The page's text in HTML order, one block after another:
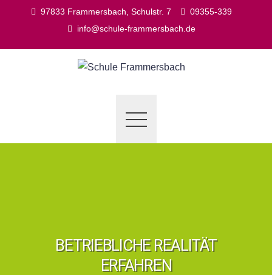
97833 Frammersbach, Schulstr. 7
09355-339
info@schule-frammersbach.de
BETRIEBLICHE REALITÄT
ERFAHREN